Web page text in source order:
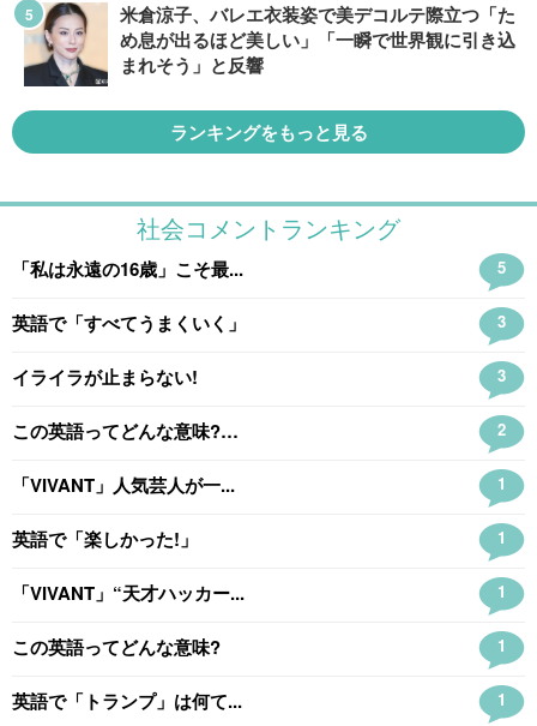
米倉涼子、バレエ衣装姿で美デコルテ際立つ「た
め息が出るほど美しい」「一瞬で世界観に引き込
まれそう」と反響
ランキングをもっと見る